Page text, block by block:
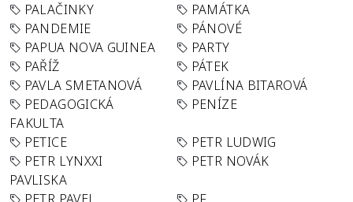
PALAČINKY
PAMÁTKA
PANDEMIE
PÁNOVÉ
PAPUA NOVA GUINEA
PARTY
PAŘÍŽ
PÁTEK
PAVLA SMETANOVÁ
PAVLÍNA BITAROVÁ
PEDAGOGICKÁ
FAKULTA
PENÍZE
PETICE
PETR LUDWIG
PETR LYNXXI
PAVLISKA
PETR NOVÁK